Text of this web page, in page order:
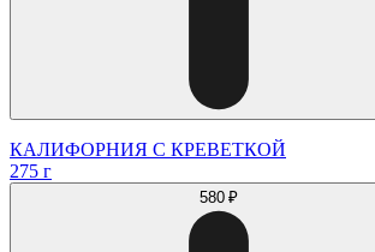
КАЛИФОРНИЯ С КРЕВЕТКОЙ
275 г
580 ₽